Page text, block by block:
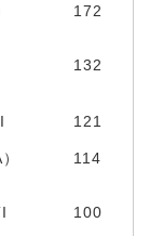
172
132
121
114
100